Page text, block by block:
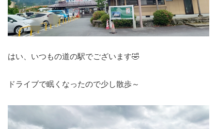
はい、いつもの道の駅でございます🤣
ドライブで眠くなったので少し散歩～